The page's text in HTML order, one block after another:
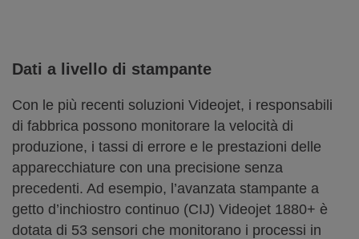
Dati a livello di stampante
Con le più recenti soluzioni Videojet, i responsabili
di fabbrica possono monitorare la velocità di
produzione, i tassi di errore e le prestazioni delle
apparecchiature con una precisione senza
precedenti. Ad esempio, l’avanzata stampante a
getto d’inchiostro continuo (CIJ) Videojet 1880+ è
dotata di 53 sensori che monitorano i processi in